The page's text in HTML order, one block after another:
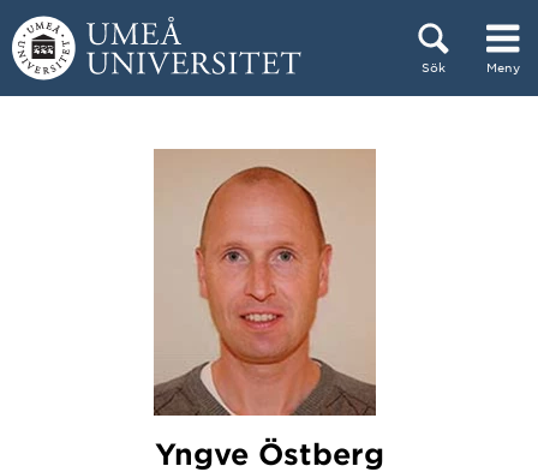
Hoppa direkt till innehållet
Sök Meny
Yngve Östberg